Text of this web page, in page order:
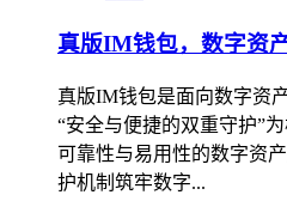
真版IM钱包，数字资
真版IM钱包是面向数字资
“安全与便捷的双重守护”
可靠性与易用性的数字资
护机制筑牢数字...